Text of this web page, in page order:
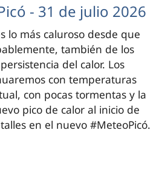
- 31 de julio 2026
lo más caluroso desde que
también de los
del calor. Los
con temperaturas
con pocas tormentas y la
pico de calor al inicio de
en el nuevo #MeteoPicó.